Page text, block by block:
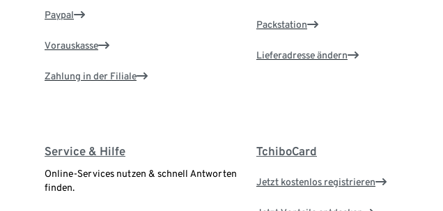
Paypal
Vorauskasse
Zahlung in der Filiale
Packstation
Lieferadresse ändern
Service & Hilfe
Online-Services nutzen & schnell Antworten
finden.
TchiboCard
Jetzt kostenlos registrieren